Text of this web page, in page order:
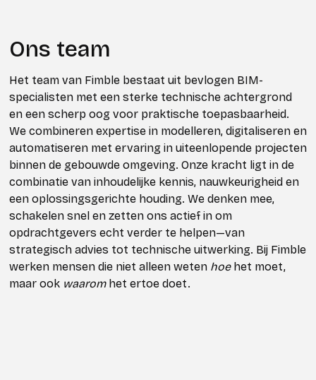
Ons team
Het team van Fimble bestaat uit bevlogen BIM-
specialisten met een sterke technische achtergrond
en een scherp oog voor praktische toepasbaarheid.
We combineren expertise in modelleren, digitaliseren en
automatiseren met ervaring in uiteenlopende projecten
binnen de gebouwde omgeving. Onze kracht ligt in de
combinatie van inhoudelijke kennis, nauwkeurigheid en
een oplossingsgerichte houding. We denken mee,
schakelen snel en zetten ons actief in om
opdrachtgevers echt verder te helpen—van
strategisch advies tot technische uitwerking. Bij Fimble
werken mensen die niet alleen weten hoehet moet,
maar ook waaromhet ertoe doet.